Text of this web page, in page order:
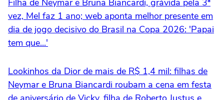
vez, Mel faz 1 ano; web aponta melhor presente em
dia de jogo decisivo do Brasil na Copa 2026: 'Papai
tem que...'
Lookinhos da Dior de mais de R$ 1,4 mil: filhas de
Neymar e Bruna Biancardi roubam a cena em festa